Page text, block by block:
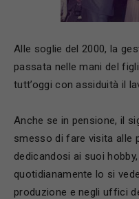
Alle soglie del 2000, la
passata nelle mani del
tutt’oggi con assiduità il
Anche se in pensione, il
smesso di fare visita alle
dedicandosi ai suoi
quotidianamente lo si
produzione e negli uffici